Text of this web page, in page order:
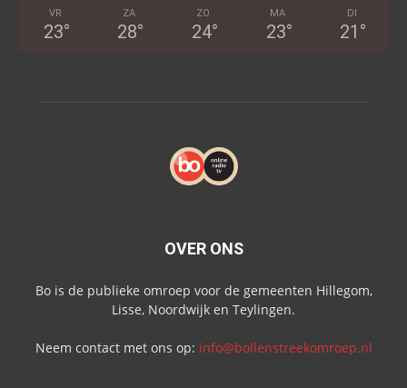
VR
23°
ZA
28°
ZO
24°
MA
23°
DI
21 °
OVER ONS
Bo is de publieke omroep voor de gemeenten Hillegom,
Lisse, Noordwijk en Teylingen.
Neem contact met ons op: info@bollenstreekomroep.nl